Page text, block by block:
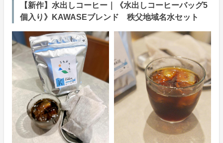
【新作】水出しコーヒー｜《水出しコーヒーバッグ5
個入り》KAWASEブレンド 秩父地域名水セット